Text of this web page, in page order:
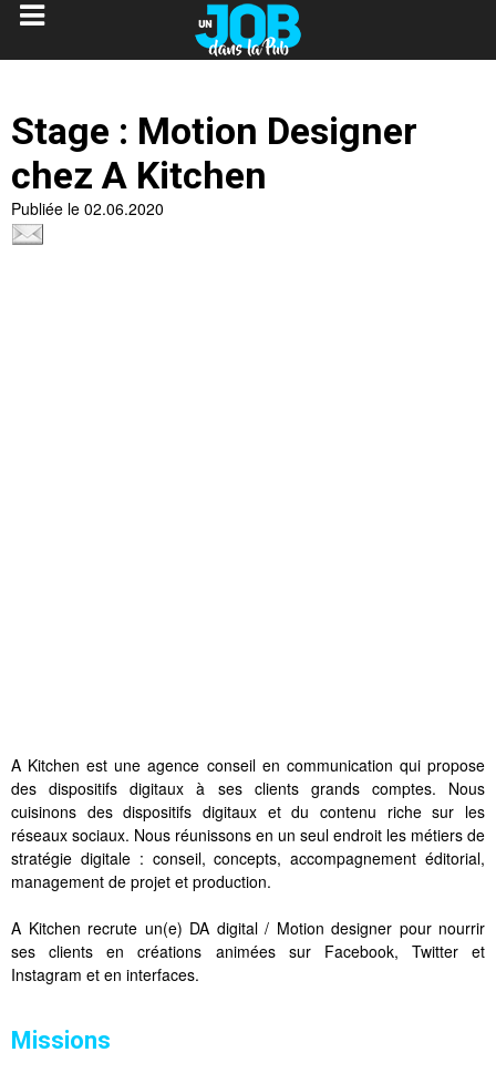
Stage : Motion Designer
chez A Kitchen
Publiée le 02.06.2020
A Kitchen est une agence conseil en communication qui propose
des dispositifs digitaux à ses clients grands comptes. Nous
cuisinons des dispositifs digitaux et du contenu riche sur les
réseaux sociaux. Nous réunissons en un seul endroit les métiers de
stratégie digitale : conseil, concepts, accompagnement éditorial,
management de projet et production.
A Kitchen recrute un(e) DA digital / Motion designer pour nourrir
ses clients en créations animées sur Facebook, Twitter et
Instagram et en interfaces.
Missions